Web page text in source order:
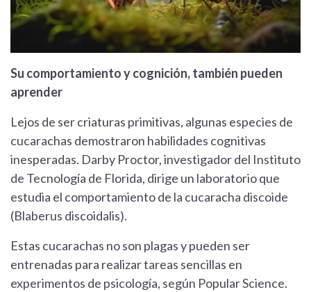
Su comportamiento y cognición, también pueden
aprender
Lejos de ser criaturas primitivas, algunas especies de
cucarachas demostraron habilidades cognitivas
inesperadas. Darby Proctor, investigador del Instituto
de Tecnología de Florida, dirige un laboratorio que
estudia el comportamiento de la cucaracha discoide
(Blaberus discoidalis).
Estas cucarachas no son plagas y pueden ser
entrenadas para realizar tareas sencillas en
experimentos de psicología, según Popular Science.